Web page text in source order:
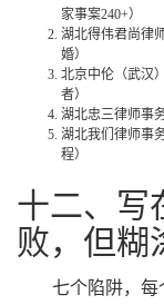
家事案240+）
湖北得伟君尚律
婚）
北京中伦（武汉
者）
湖北忠三律师事
湖北我们律师事
程）
十二、写
败，但糊
七个陷阱，每